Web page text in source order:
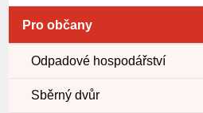
Pro občany
Odpadové hospodářství
Sběrný dvůr